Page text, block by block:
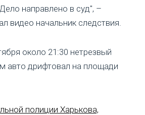
направлено в суд", –
видео начальник следствия.
около 21:30 нетрезвый
авто дрифтовал на площади
полиции Харькова,